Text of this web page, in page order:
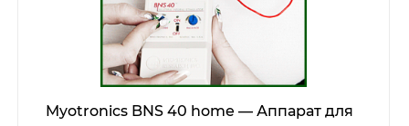
Myotronics BNS 40 home — Аппарат для